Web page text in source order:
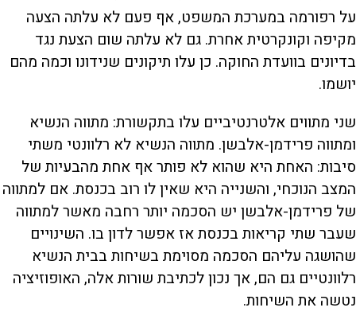
על רפורמה במערכת המשפט, אף פעם לא עלתה הצעה
מקיפה וקונקרטית אחרת. גם לא עלתה שום הצעת נגד
בדיונים בוועדת החוקה. כן עלו תיקונים שנידונו וכמה מהם
יושמו.
שני מתווים אלטרנטיביים עלו בתקשורת: מתווה הנשיא
ומתווה פרידמן-אלבשן. מתווה הנשיא לא רלוונטי משתי
סיבות: האחת היא שהוא לא פותר אף אחת מהבעיות של
המצב הנוכחי, והשנייה היא שאין לו רוב בכנסת. אם למתווה
של פרידמן-אלבשן יש הסכמה יותר רחבה מאשר למתווה
שעבר שתי קריאות בכנסת אז אפשר לדון בו. השינויים
שהושגה עליהם הסכמה מסוימת בשיחות בבית הנשיא
רלוונטיים גם הם, אך נכון לכתיבת שורות אלה, האופוזיציה
נטשה את השיחות.